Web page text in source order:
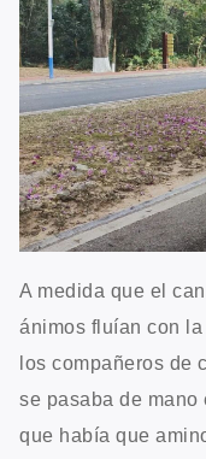
A medida que el
ánimos fluían con
los compañeros de
se pasaba de mano
que había que